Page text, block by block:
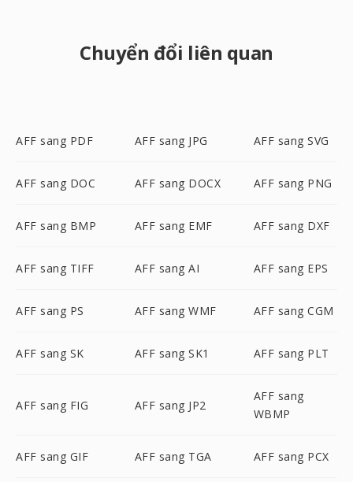
Chuyển đổi liên quan
AFF sang PDF AFF sang JPG AFF sang SVG
AFF sang DOC AFF sang DOCX AFF sang PNG
AFF sang BMP AFF sang EMF AFF sang DXF
AFF sang TIFF AFF sang AI AFF sang EPS
AFF sang PS AFF sang WMF AFF sang CGM
AFF sang SK AFF sang SK1 AFF sang PLT
AFF sang FIG AFF sang JP2
AFF sang
WBMP
AFF sang GIF AFF sang TGA AFF sang PCX